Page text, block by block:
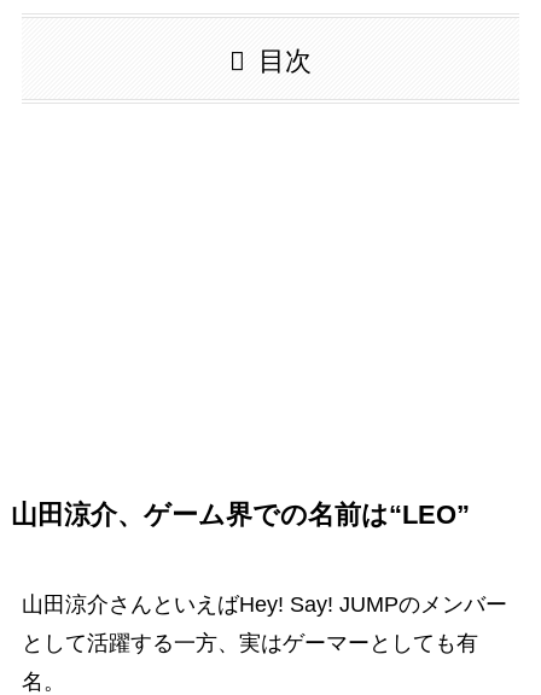
目次
山田涼介、ゲーム界での名前は“LEO”
山田涼介さんといえばHey! Say! JUMPのメンバー
として活躍する一方、実はゲーマーとしても有
名。